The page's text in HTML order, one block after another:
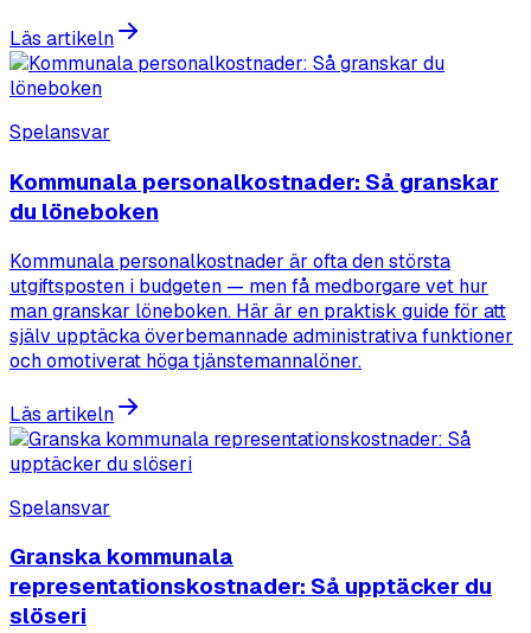
Läs artikeln
Spelansvar
Kommunala personalkostnader: Så granskar
du löneboken
Kommunala personalkostnader är ofta den största
utgiftsposten i budgeten — men få medborgare vet hur
man granskar löneboken. Här är en praktisk guide för att
själv upptäcka överbemannade administrativa funktioner
och omotiverat höga tjänstemannalöner.
Läs artikeln
Spelansvar
Granska kommunala
representationskostnader: Så upptäcker du
slöseri